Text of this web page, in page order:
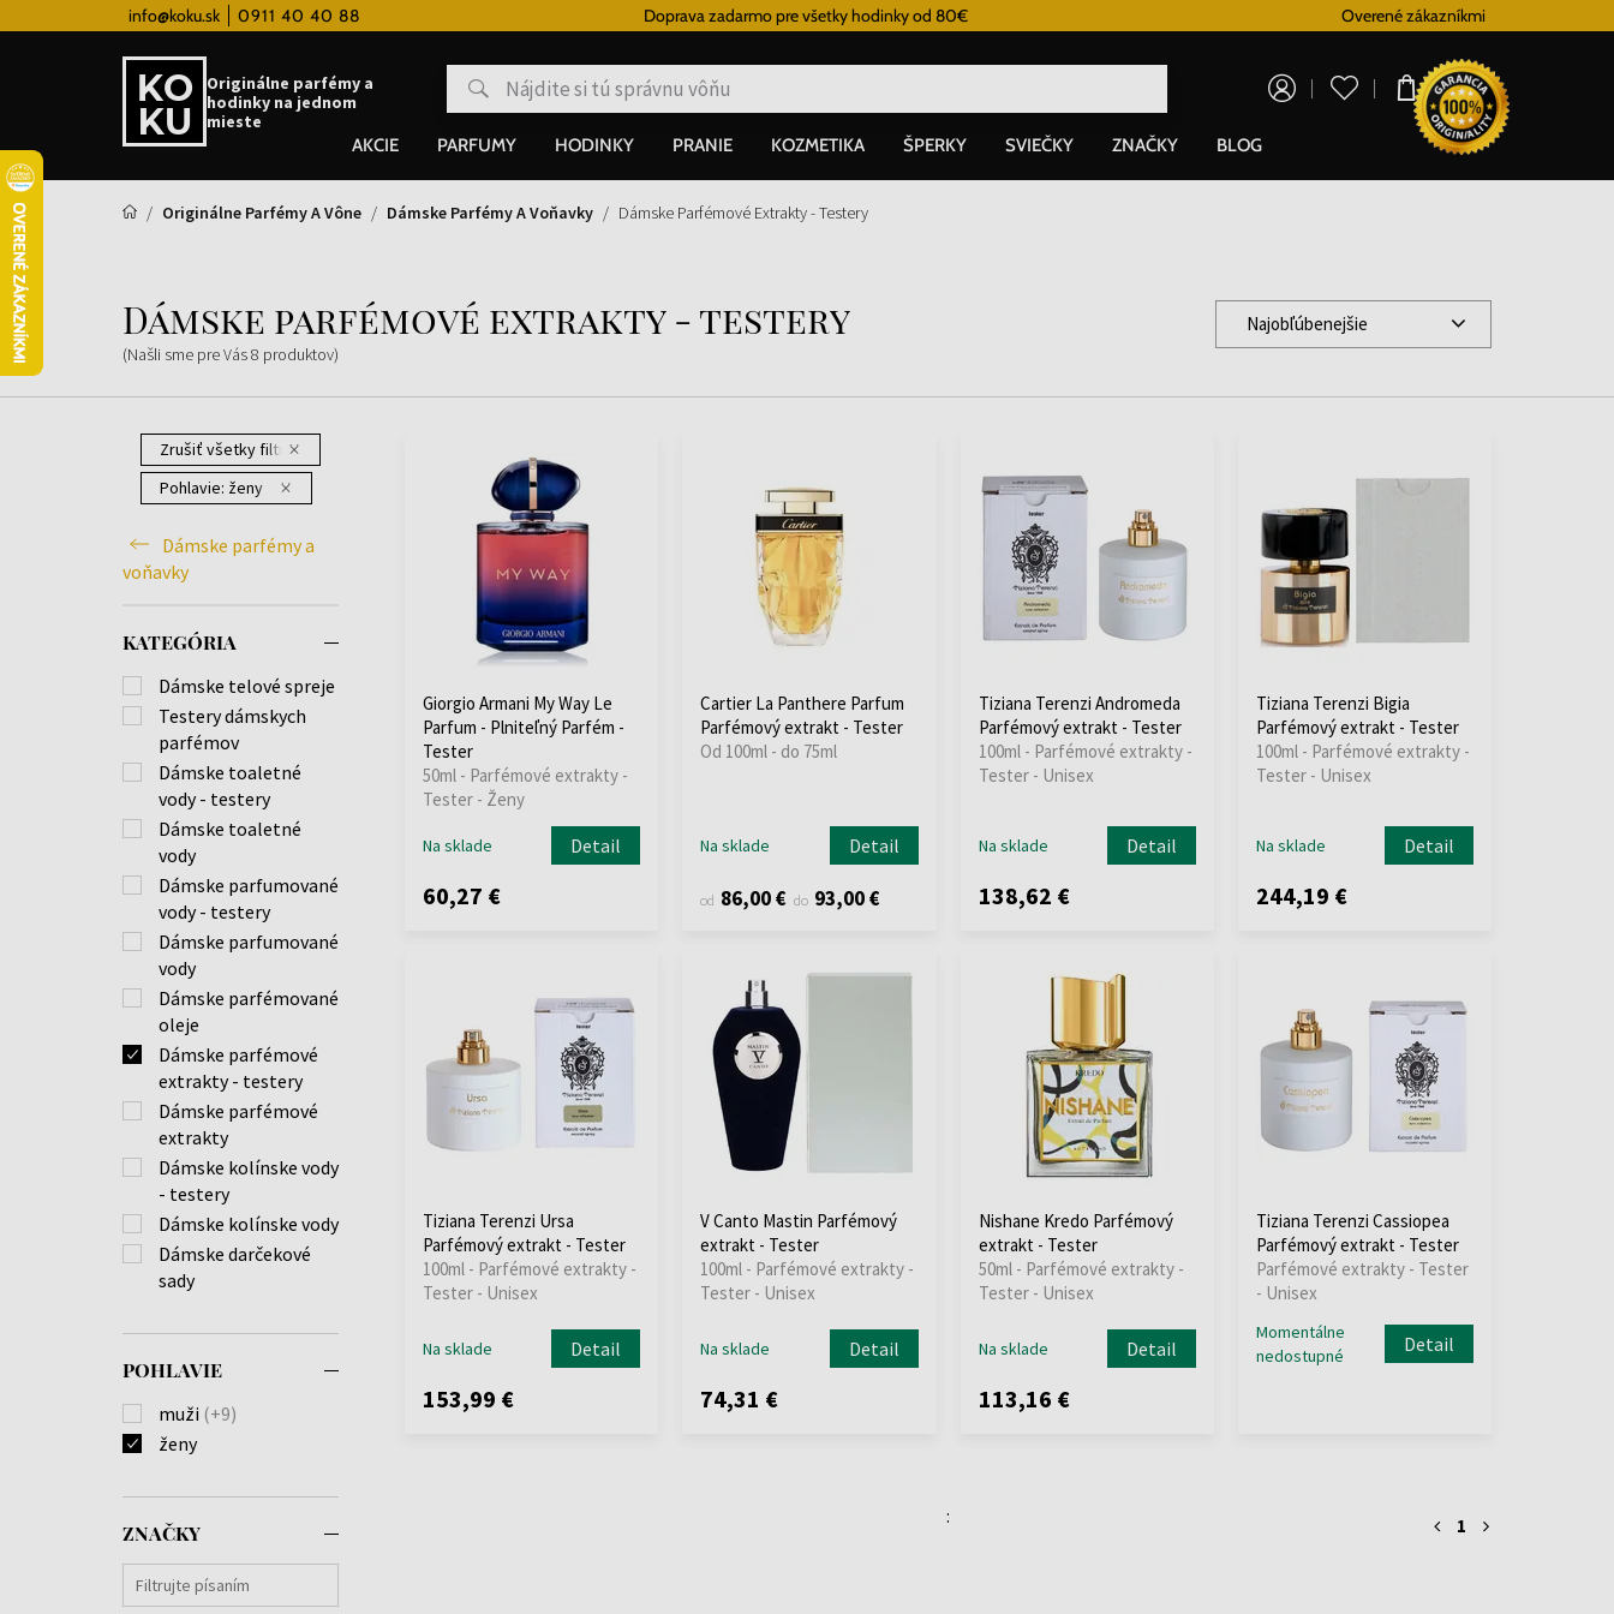
info@koku.sk 0911 40 40 88Vernostný systém Doprava zadarmo pre všetky hodinky od 80€ Overené zákazníkmi
Originálne parfémy a
hodinky na jednom
mieste
0,00 €
AKCIE PARFUMY HODINKY PRANIE KOZMETIKA ŠPERKY SVIEČKY ZNAČKY BLOG
Originálne Parfémy A Vône Dámske Parfémy A Voňavky Dámske Parfémové Extrakty - Testery
Dámske parfémové extrakty - testery
(Našli sme pre Vás8 produktov)
Najobľúbenejšie
Zrušiť všetky filtre
Pohlavie: ženy
Dámske parfémy a
voňavky
KATEGÓRIA
Dámske telové spreje
Testery dámskych
parfémov
Dámske toaletné
vody - testery
Dámske toaletné
vody
Dámske parfumované
vody - testery
Dámske parfumované
vody
Dámske parfémované
oleje
Dámske parfémové
extrakty - testery
Dámske parfémové
extrakty
Dámske kolínske vody
- testery
Dámske kolínske vody
Dámske darčekové
sady
POHLAVIE
muži (+9)
ženy
ZNAČKY
Giorgio Armani My Way Le
Parfum - Plniteľný Parfém -
Tester
50ml - Parfémové extrakty -
Tester - Ženy
Na sklade Detail
60,27 €
Cartier La Panthere Parfum
Parfémový extrakt - Tester
Od 100ml - do 75ml
Na sklade Detail
od 86,00 € do 93,00 €
Tiziana Terenzi Andromeda
Parfémový extrakt - Tester
100ml - Parfémové extrakty -
Tester - Unisex
Na sklade Detail
138,62 €
Tiziana Terenzi Bigia
Parfémový extrakt - Tester
100ml - Parfémové extrakty -
Tester - Unisex
Na sklade Detail
244,19 €
Tiziana Terenzi Ursa
Parfémový extrakt - Tester
100ml - Parfémové extrakty -
Tester - Unisex
Na sklade Detail
153,99 €
V Canto Mastin Parfémový
extrakt - Tester
100ml - Parfémové extrakty -
Tester - Unisex
Na sklade Detail
74,31 €
Nishane Kredo Parfémový
extrakt - Tester
50ml - Parfémové extrakty -
Tester - Unisex
Na sklade Detail
113,16 €
Tiziana Terenzi Cassiopea
Parfémový extrakt - Tester
Parfémové extrakty - Tester
- Unisex
Momentálne
nedostupné
Detail
: 1